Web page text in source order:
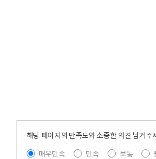
해당 페이지의 만족도와 소중한 의견 남겨주
매우만족
만족 보통